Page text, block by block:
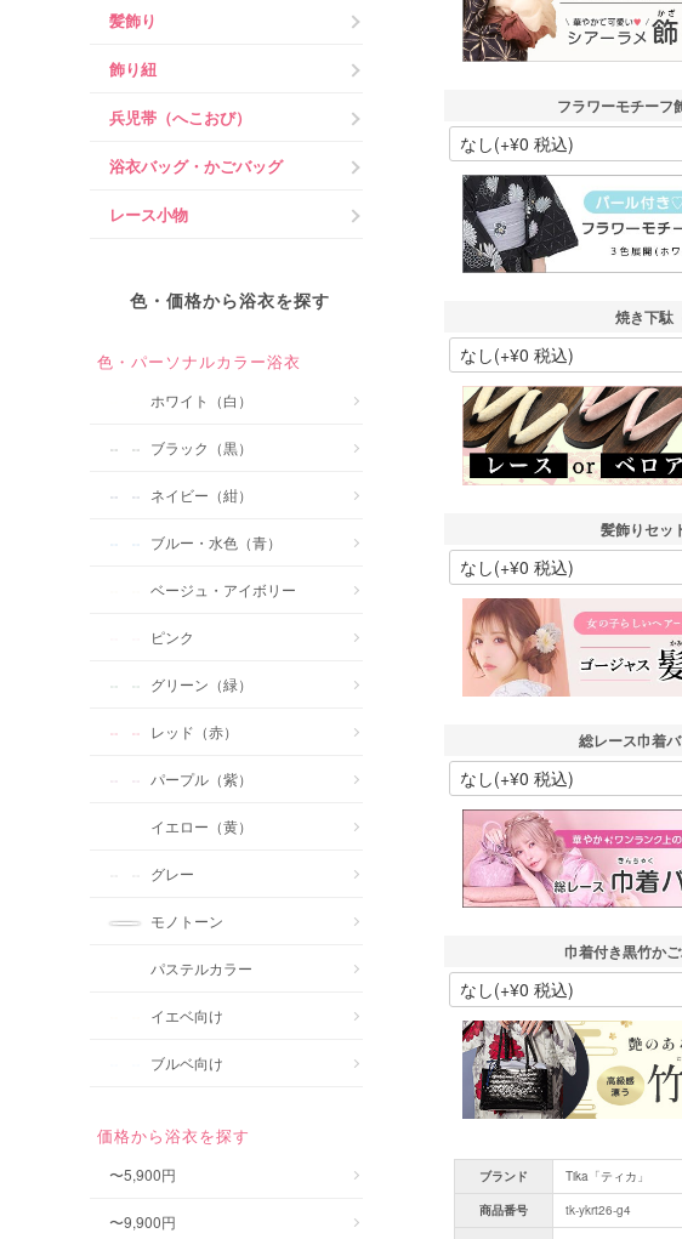
髪飾り
飾り紐
兵児帯（へこおび）
浴衣バッグ・かごバッグ
レース小物
色・価格から浴衣を探す
色・パーソナルカラー浴衣
ホワイト（白）
ブラック（黒）
ネイビー（紺）
ブルー・水色（青）
ベージュ・アイボリー
ピンク
グリーン（緑）
レッド（赤）
パープル（紫）
イエロー（黄）
グレー
モノトーン
パステルカラー
イエベ向け
ブルベ向け
価格から浴衣を探す
〜5,900円
〜9,900円
フラワーモチーフ
焼き下駄
髪飾りセッ
総レース巾着
巾着付き黒竹か
ブランド
Tika「ティカ」
商品番号
tk-ykrt26-g4